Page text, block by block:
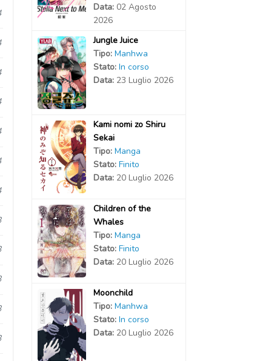
Data: 02 Agosto
2026
Jungle Juice
Tipo: Manhwa
Stato: In corso
Data: 23 Luglio 2026
Kami nomi zo Shiru
Sekai
Tipo: Manga
Stato: Finito
Data: 20 Luglio 2026
Children of the
Whales
Tipo: Manga
Stato: Finito
Data: 20 Luglio 2026
Moonchild
Tipo: Manhwa
Stato: In corso
Data: 20 Luglio 2026